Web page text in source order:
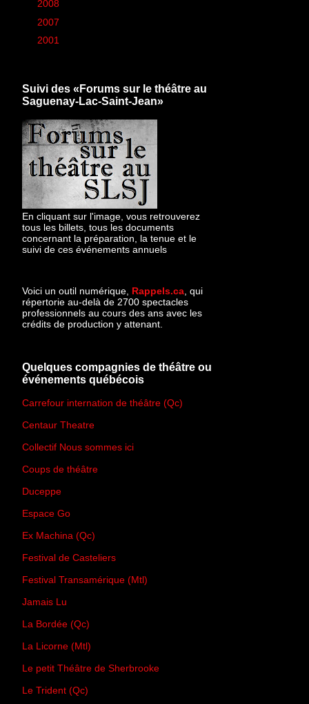
2008
2007
2001
Suivi des «Forums sur le théâtre au
Saguenay-Lac-Saint-Jean»
En cliquant sur l'image, vous retrouverez
tous les billets, tous les documents
concernant la préparation, la tenue et le
suivi de ces événements annuels
Voici un outil numérique, Rappels.ca , qui
répertorie au-delà de 2700 spectacles
professionnels au cours des ans avec les
crédits de production y attenant.
Quelques compagnies de théâtre ou
événements québécois
Carrefour internation de théâtre (Qc)
Centaur Theatre
Collectif Nous sommes ici
Coups de théâtre
Duceppe
Espace Go
Ex Machina (Qc)
Festival de Casteliers
Festival Transamérique (Mtl)
Jamais Lu
La Bordée (Qc)
La Licorne (Mtl)
Le petit Théâtre de Sherbrooke
Le Trident (Qc)